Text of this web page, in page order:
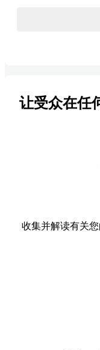
让受众在任
收集并解读有关